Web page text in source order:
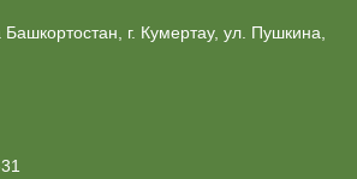
г. Кумертау, ул. Пушкина,